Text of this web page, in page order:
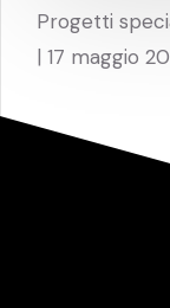
Progetti
| 17 maggio